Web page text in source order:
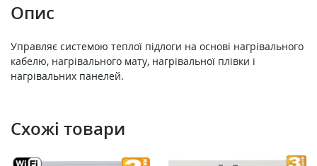
Опис
Управляє системою теплої підлоги на основі нагрівального
кабелю, нагрівального мату, нагрівальної плівки і
нагрівальних панелей.
Схожі товари